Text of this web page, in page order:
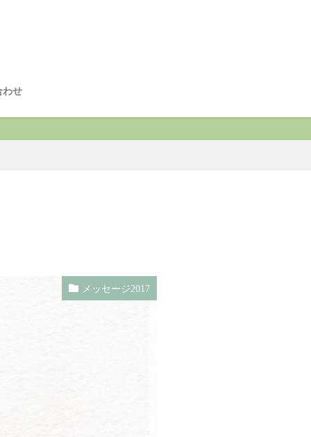
わせ
メッセージ2017